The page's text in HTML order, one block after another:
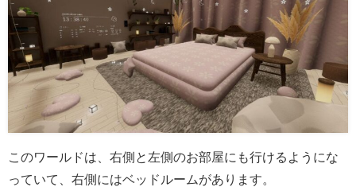
このワールドは、右側と左側のお部屋にも行けるようにな
っていて、右側にはベッドルームがあります。